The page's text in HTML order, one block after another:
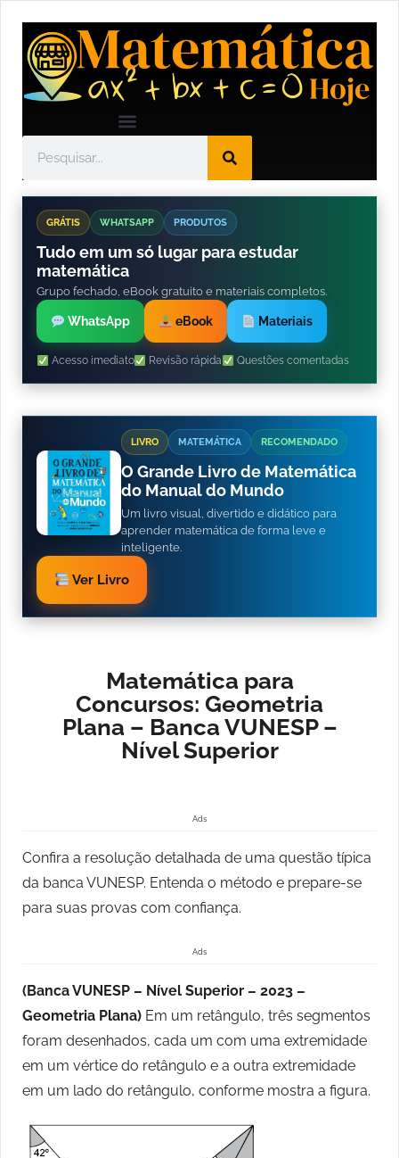
GRÁTIS WHATSAPP PRODUTOS
Tudo em um só lugar para estudar
matemática
Grupo fechado, eBook gratuito e materiais completos.
WhatsApp eBook Materiais
Acesso imediato Revisão rápida Questões comentadas
LIVRO MATEMÁTICA RECOMENDADO
O Grande Livro de Matemática
do Manual do Mundo
Um livro visual, divertido e didático para
aprender matemática de forma leve e
inteligente.
Ver Livro
Matemática para
Concursos: Geometria
Plana – Banca VUNESP –
Nível Superior
Ads
Confira a resolução detalhada de uma questão típica
da banca VUNESP. Entenda o método e prepare-se
para suas provas com confiança.
Ads
(Banca VUNESP – Nível Superior – 2023 –
Geometria Plana) Em um retângulo, três segmentos
foram desenhados, cada um com uma extremidade
em um vértice do retângulo e a outra extremidade
em um lado do retângulo, conforme mostra a figura.